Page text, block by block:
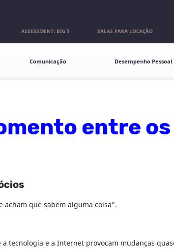
ASSESSMENT: BIG 5 SALAS PARA LOCAÇÃO
Comunicação Desempenho Pessoal
entre
acham que sabem alguma coisa”.
tecnologia e a Internet provocam mudanças